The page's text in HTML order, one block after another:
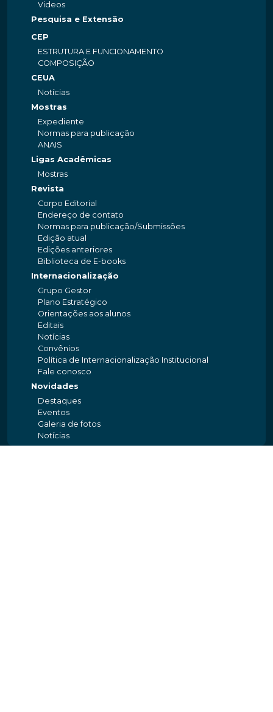
Videos
Pesquisa e Extensão
CEP
ESTRUTURA E FUNCIONAMENTO
COMPOSIÇÃO
CEUA
Notícias
Mostras
Expediente
Normas para publicação
ANAIS
Ligas Acadêmicas
Mostras
Revista
Corpo Editorial
Endereço de contato
Normas para publicação/Submissões
Edição atual
Edições anteriores
Biblioteca de E-books
Internacionalização
Grupo Gestor
Plano Estratégico
Orientações aos alunos
Editais
Notícias
Convênios
Política de Internacionalização Institucional
Fale conosco
Novidades
Destaques
Eventos
Galeria de fotos
Notícias